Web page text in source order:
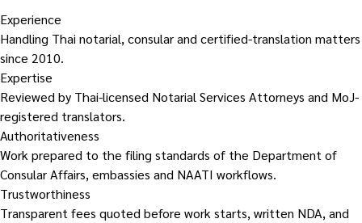
Experience
Handling Thai notarial, consular and certified-translation matters
since 2010.
Expertise
Reviewed by Thai-licensed Notarial Services Attorneys and MoJ-
registered translators.
Authoritativeness
Work prepared to the filing standards of the Department of
Consular Affairs, embassies and NAATI workflows.
Trustworthiness
Transparent fees quoted before work starts, written NDA, and